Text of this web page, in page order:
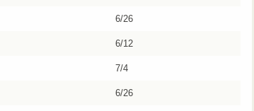
6/26
6/12
7/4
6/26